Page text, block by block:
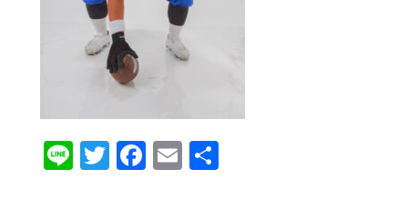
LineTwitter
Facebook
Email
共